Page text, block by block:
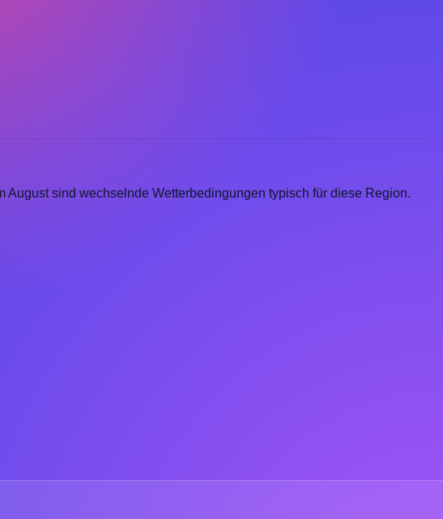
August sind wechselnde Wetterbedingungen typisch für diese Region.